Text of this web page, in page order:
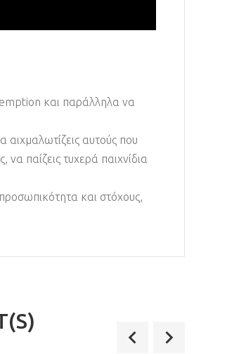
και παράλληλα να
αυτούς που
παίζεις τυχερά παιχνίδια
και στόχους,